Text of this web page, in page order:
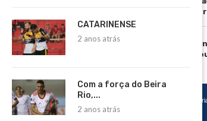
Email:
imprensa@jornaldomar.combr
O
Copyright 2026 – Todos os Direitos Reservados. Desenvolvido e
Cadô Agência de Marketing
CATARINENSE
2 anos atrás
Com a força do Beira
Rio,...
2 anos atrás